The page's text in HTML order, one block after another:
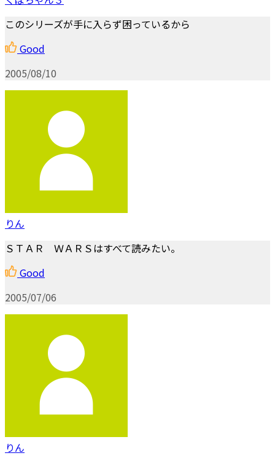
このシリーズが手に入らず困っているから
Good
2005/08/10
りん
ＳＴＡＲ ＷＡＲＳはすべて読みたい。
Good
2005/07/06
りん